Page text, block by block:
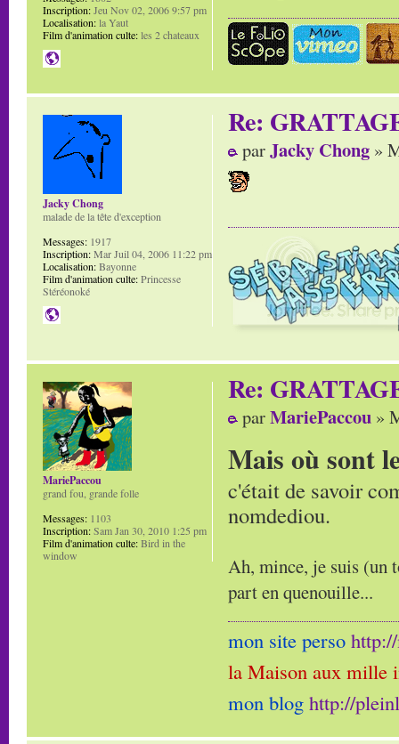
Inscription:Jeu Nov 02, 2006 9:57 pm
Localisation:la Yaut
Film d'animation culte:les 2 chateaux
Re:
parJacky Chong »
Jacky Chong
malade de la tête d'exception
Messages: 1917
Inscription:Mar Juil 04, 2006 11:22 pm
Localisation:Bayonne
Film d'animation culte:Princesse
Stéréonoké
Re:
parMariePaccou »
Mais où sont
c'était de savoir
nomdediou.
Ah, mince, je suis (un
part en quenouille...
mon site perso
la Maison aux mille
mon blog http://
MariePaccou
grand fou, grande folle
Messages: 1103
Inscription:Sam Jan 30, 2010 1:25 pm
Film d'animation culte:Bird in the
window